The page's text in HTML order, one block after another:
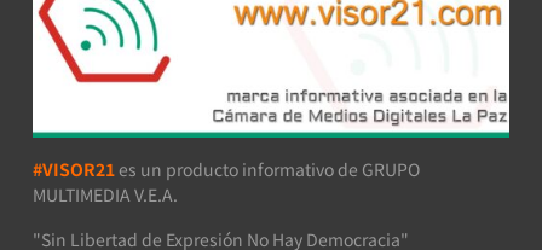
#VISOR21 es un producto informativo de GRUPO
MULTIMEDIA V.E.A.
"Sin Libertad de Expresión No Hay Democracia"